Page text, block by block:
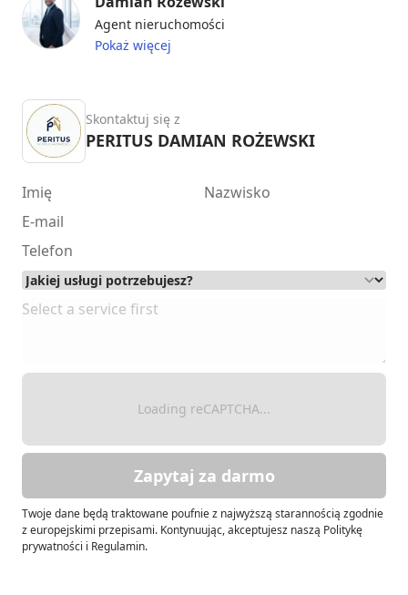
Agent nieruchomości
Pokaż więcej
Skontaktuj się z
PERITUS DAMIAN ROŻEWSKI
Loading reCAPTCHA...
Zapytaj za darmo
Twoje dane będą traktowane poufnie z najwyższą starannością zgodnie
z europejskimi przepisami. Kontynuując, akceptujesz naszą Politykę
prywatności i Regulamin.